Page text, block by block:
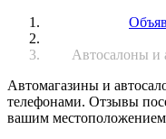
Автосалоны и
Автомагазины и
телефонами. Отзывы
вашим